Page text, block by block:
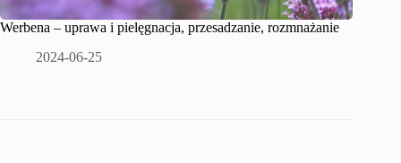
Werbena – uprawa i pielęgnacja, przesadzanie, rozmnażanie
2024-06-25